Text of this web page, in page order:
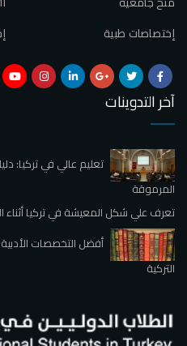
إختصاصات طبية
آخر التدوينات
تعليم عالي في تركيا:
المرموقة
تعرف علي شكل المعيشة في تركيا أثناء
أفضل التخصصات
التركية